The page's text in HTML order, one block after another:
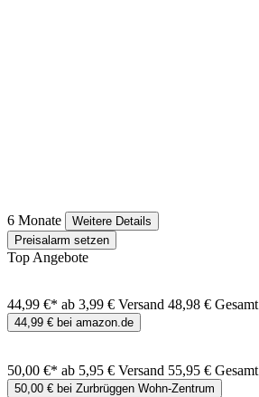
6 Monate
Weitere Details
Preisalarm setzen
Top Angebote
44,99 €* ab 3,99 € Versand 48,98 € Gesamt
44,99 € bei amazon.de
50,00 €* ab 5,95 € Versand 55,95 € Gesamt
50,00 € bei Zurbrüggen Wohn-Zentrum